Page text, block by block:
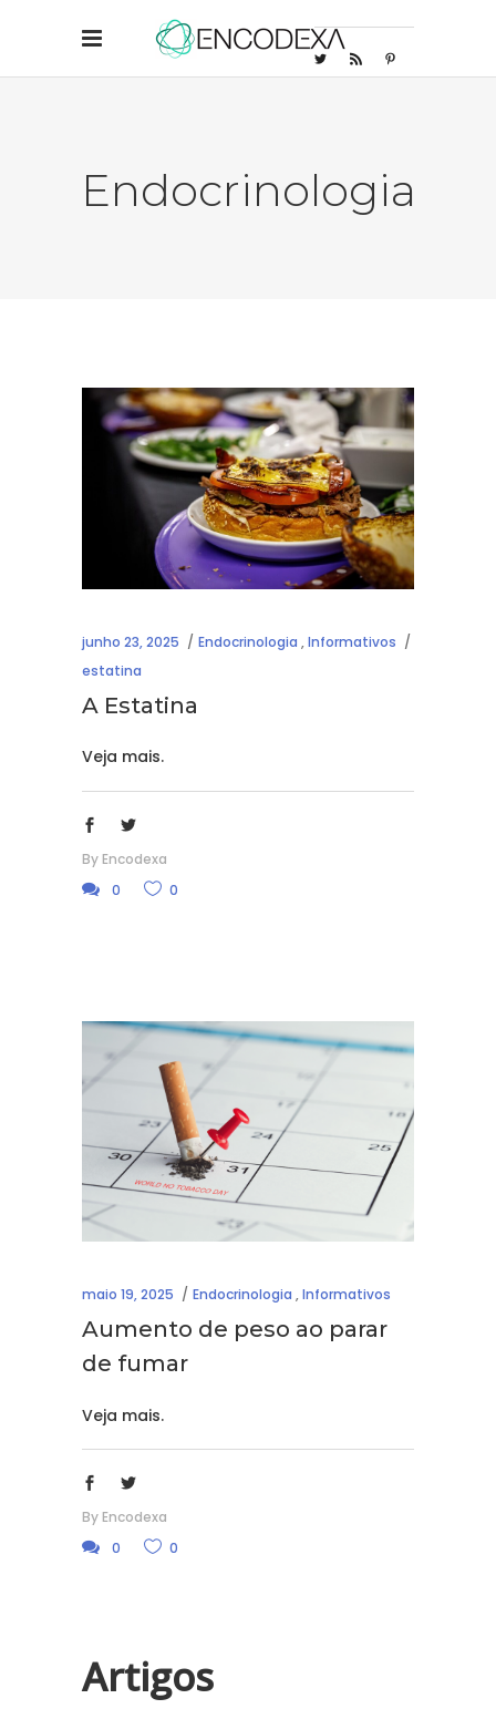
Endocrinologia
junho 23, 2025 Endocrinologia ,Informativos
estatina
A Estatina
Veja mais.
By Encodexa
0
0
maio 19, 2025 Endocrinologia ,Informativos
Aumento de peso ao parar
de fumar
Veja mais.
By Encodexa
0
0
Artigos